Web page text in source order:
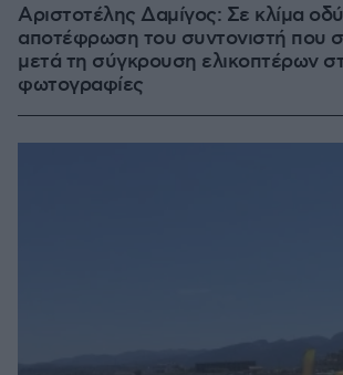
Αριστοτέλης Δαμίγος: Σε κλίμα
αποτέφρωση του συντονιστή που
μετά τη σύγκρουση ελικοπτέρων
φωτογραφίες